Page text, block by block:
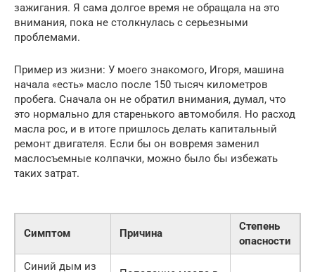
зажигания. Я сама долгое время не обращала на это
внимания, пока не столкнулась с серьезными
проблемами.
Пример из жизни: У моего знакомого, Игоря, машина
начала «есть» масло после 150 тысяч километров
пробега. Сначала он не обратил внимания, думал, что
это нормально для старенького автомобиля. Но расход
масла рос, и в итоге пришлось делать капитальный
ремонт двигателя. Если бы он вовремя заменил
маслосъемные колпачки, можно было бы избежать
таких затрат.
Симптом Причина
Степень
опасности
Синий дым из